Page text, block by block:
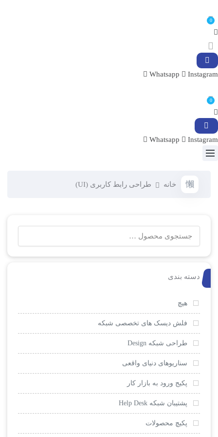
0
Whatsapp Instagram
0
Whatsapp Instagram
خانه طراحی رابط کاربری (UI)
دسته بندی
هیچ
فلش دیسک های تخصصی شبکه
طراحی شبکه Design
سناریوهای دنیای واقعی
پکیج ورود به بازار کار
پشتیبان شبکه Help Desk
پکیچ محصولات